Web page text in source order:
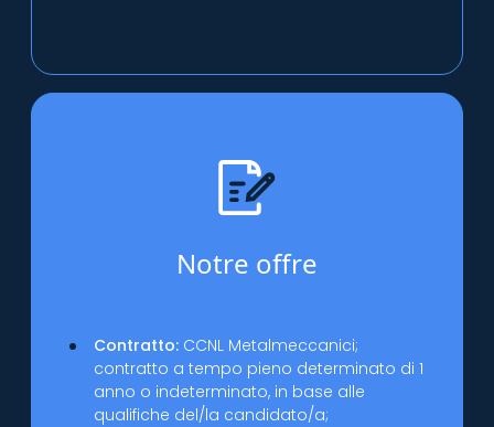
Notre offre
Contratto: CCNL Metalmeccanici;
contratto a tempo pieno determinato di 1
anno o indeterminato, in base alle
qualifiche del/la candidato/a;